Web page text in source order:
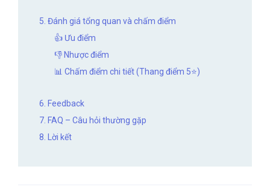
5. Đánh giá tổng quan và chấm điểm
👍 Ưu điểm
👎 Nhược điểm
📊 Chấm điểm chi tiết (Thang điểm 5⭐)
6. Feedback
7. FAQ – Câu hỏi thường gặp
8. Lời kết